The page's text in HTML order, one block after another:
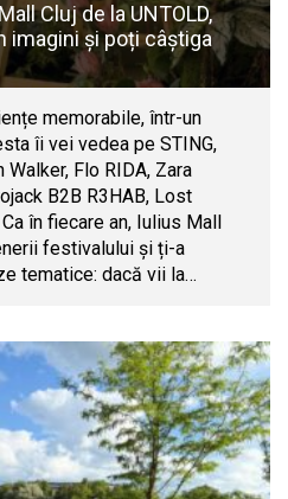
Cluj de la UNTOLD,
imagini și poți câștiga
memorabile, într-un
îi vei vedea pe STING,
Flo RIDA, Zara
B2B R3HAB, Lost
în fiecare an, Iulius Mall
festivalului și ți-a
tematice: dacă vii la…